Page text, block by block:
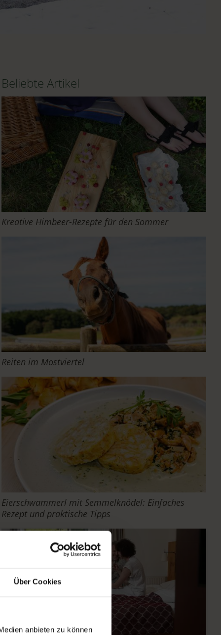
Über Cookies
anbieten zu können
Beliebte Artikel
Kreative Himbeer-Rezepte für den Sommer
Reiten im Mostviertel
Eierschwammerl mit Semmelknödel: Einfaches
Rezept und praktische Tipps